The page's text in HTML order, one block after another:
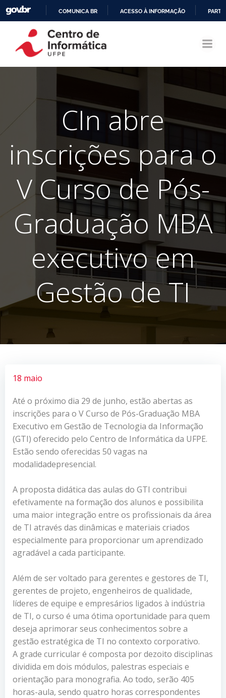
CONTEÚDO
COMUNICA BR ACESSO À INFORMAÇÃO
CIn abre
inscrições para o
V Curso de Pós-
Graduação MBA
executivo em
Gestão de TI
18 maio
Até o próximo dia 29 de junho, estão abertas as
inscrições para o V Curso de Pós-Graduação MBA
Executivo em Gestão de Tecnologia da Informação
(GTI) oferecido pelo Centro de Informática da UFPE.
Estão sendo oferecidas 50 vagas na
modalidadepresencial.
A proposta didática das aulas do GTI contribui
efetivamente na formação dos alunos e possibilita
uma maior integração entre os profissionais da área
de TI através das dinâmicas e materiais criados
especialmente para proporcionar um aprendizado
agradável a cada participante.
Além de ser voltado para gerentes e gestores de TI,
gerentes de projeto, engenheiros de qualidade,
líderes de equipe e empresários ligados à indústria
de TI, o curso é uma ótima oportunidade para quem
deseja aprimorar seus conhecimentos sobre a
gestão estratégica de TI no contexto corporativo.
A grade curricular é composta por dezoito disciplinas
dividida em dois módulos, palestras especiais e
orientação para monografia. Ao todo, serão 405
horas-aula, sendo quatro horas correspondentes